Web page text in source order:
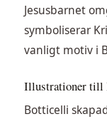
Jesusbarnet
symboliserar
vanligt motiv i
Illustrationer till
Botticelli